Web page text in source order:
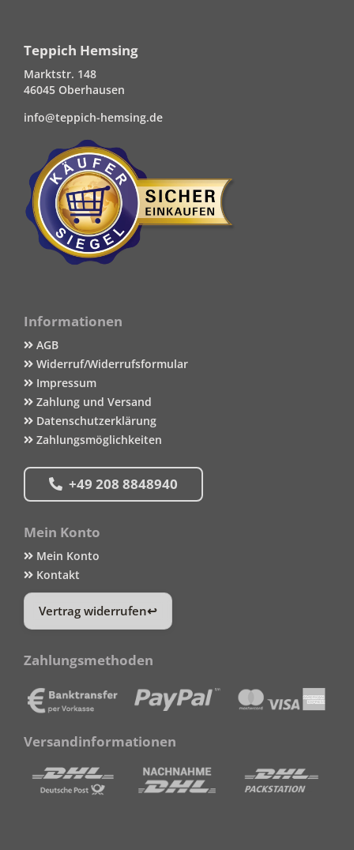
Teppich Hemsing
Marktstr. 148
46045 Oberhausen
info@teppich-hemsing.de
Informationen
AGB
Widerruf/Widerrufsformular
Impressum
Zahlung und Versand
Datenschutzerklärung
Zahlungsmöglichkeiten
+49 208 8848940
Mein Konto
Mein Konto
Kontakt
Vertrag widerrufen
Zahlungsmethoden
Versandinformationen